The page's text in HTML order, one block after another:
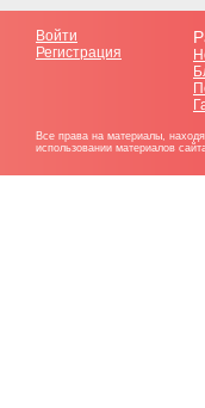
Войти
Регистрация
Все права на материалы,
использовании материалов